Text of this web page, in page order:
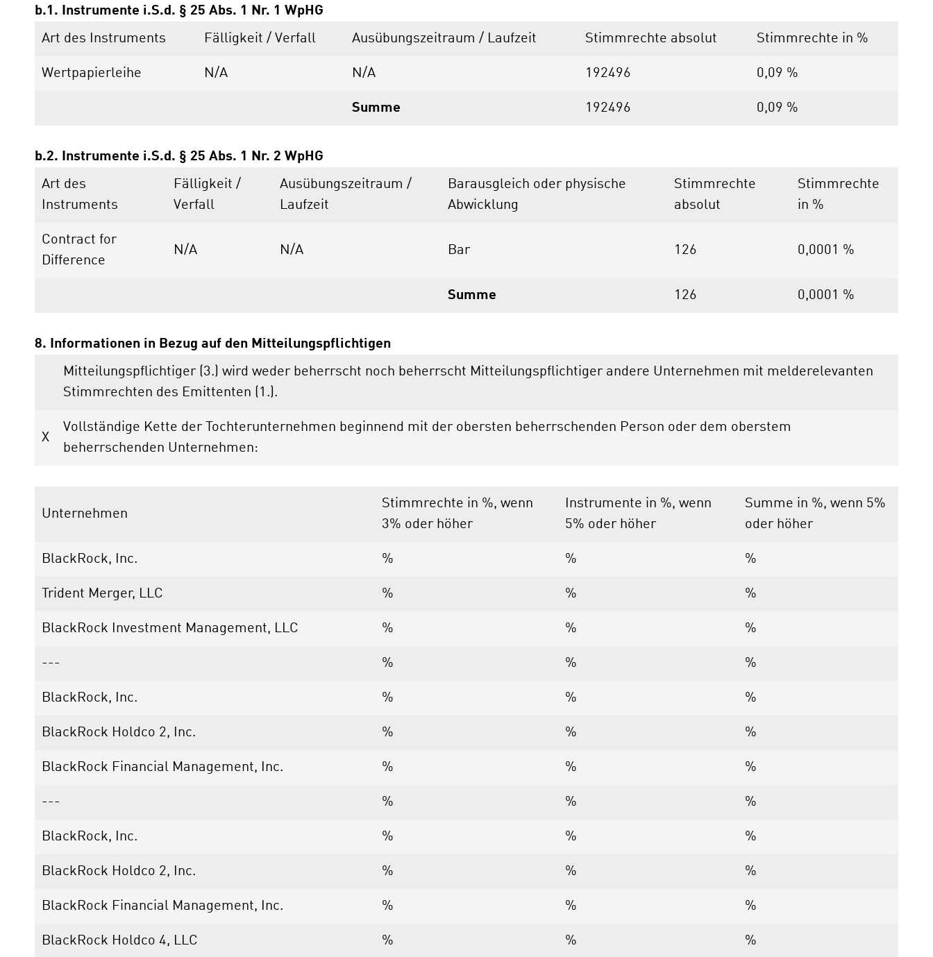
b.1. Instrumente i.S.d. § 25 Abs. 1 Nr. 1 WpHG
Art des Instruments
Fälligkeit / Verfall Ausübungs­zeitraum / Laufzeit Stimmrechte absolut Stimmrechte in %
Wertpapierleihe N/A N/A 192496 0,09 %
Summe 192496 0,09 %
b.2. Instrumente i.S.d. § 25 Abs. 1 Nr. 2 WpHG
Art des
Instruments
Fälligkeit /
Verfall
Ausübungs­zeitraum /
Laufzeit
Barausgleich oder physische
Abwicklung
Stimmrechte
absolut
Stimmrechte
in %
Contract for
Difference
N/A N/A Bar 126 0,0001 %
Summe 126 0,0001 %
8. Informationen in Bezug auf den Mitteilungspflichtigen
Mitteilungspflichtiger (3.) wird weder beherrscht noch beherrscht Mitteilungspflichtiger andere Unternehmen mit melderelevanten
Stimmrechten des Emittenten (1.).
X
Vollständige Kette der Tochterunternehmen beginnend mit der obersten beherrschenden Person oder dem oberstem
beherrschenden Unternehmen:
Unternehmen
Stimmrechte in %, wenn
3% oder höher
Instrumente in %, wenn
5% oder höher
Summe in %, wenn 5%
oder höher
BlackRock, Inc. % % %
Trident Merger, LLC % % %
BlackRock Investment Management, LLC % % %
--- % % %
BlackRock, Inc. % % %
BlackRock Holdco 2, Inc. % % %
BlackRock Financial Management, Inc. % % %
--- % % %
BlackRock, Inc. % % %
BlackRock Holdco 2, Inc. % % %
BlackRock Financial Management, Inc. % % %
BlackRock Holdco 4, LLC % % %